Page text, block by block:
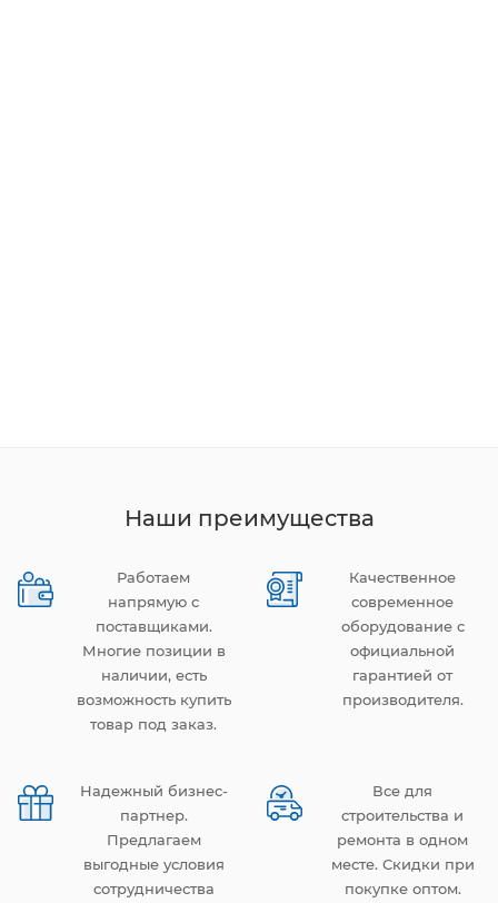
Наши преимущества
Работаем
напрямую с
поставщиками.
Многие позиции в
наличии, есть
возможность купить
товар под заказ.
Качественное
современное
оборудование с
официальной
гарантией от
производителя.
Надежный бизнес-
партнер.
Предлагаем
выгодные условия
сотрудничества
Все для
строительства и
ремонта в одном
месте. Скидки при
покупке оптом.